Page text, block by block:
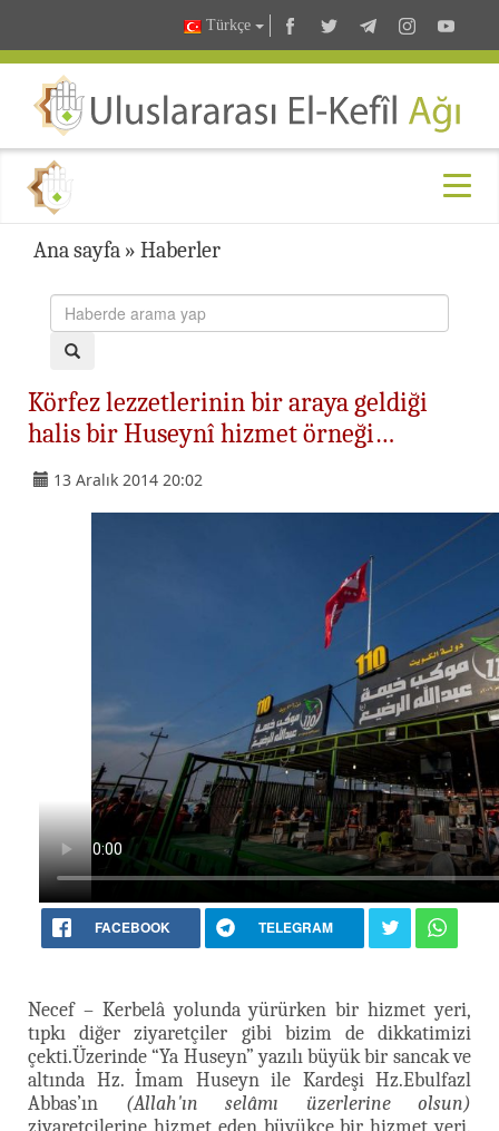
Türkçe
Ana sayfa » Haberler
Körfez lezzetlerinin bir araya geldiği
halis bir Huseynî hizmet örneği…
13 Aralık 2014 20:02
FACEBOOK TELEGRAM
Necef – Kerbelâ yolunda yürürken bir hizmet yeri,
tıpkı diğer ziyaretçiler gibi bizim de dikkatimizi
çekti.Üzerinde “Ya Huseyn” yazılı büyük bir sancak ve
altında Hz. İmam Huseyn ile Kardeşi Hz.Ebulfazl
Abbas’ın (Allah'ın selâmı üzerlerine olsun)